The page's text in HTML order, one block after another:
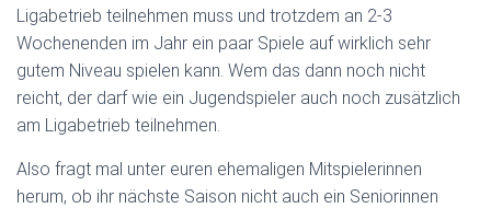
Ligabetrieb teilnehmen muss und trotzdem an 2-3
Wochenenden im Jahr ein paar Spiele auf wirklich sehr
gutem Niveau spielen kann. Wem das dann noch nicht
reicht, der darf wie ein Jugendspieler auch noch zusätzlich
am Ligabetrieb teilnehmen.
Also fragt mal unter euren ehemaligen Mitspielerinnen
herum, ob ihr nächste Saison nicht auch ein Seniorinnen